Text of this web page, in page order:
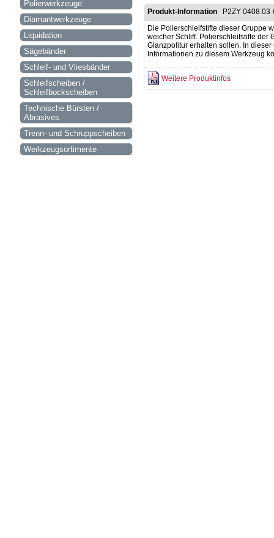
Polierwerkzeuge
Diamantwerkzeuge
Liquidation
Sägebänder
Schleif- und Vliesbänder
Schleifscheiben /
Schleifbockscheiben
Technische Bürsten /
Abrasives
Trenn- und Schruppscheiben
Werkzeugsortimente
Produkt-Information P2ZY 0408.03
Die Polierschleifstifte dieser Gruppe
weicher Schliff. Polierschleifstifte der
Glanzpolitur erhalten sollen. In
Informationen zu diesem Werkzeug
Weitere Produktinfos